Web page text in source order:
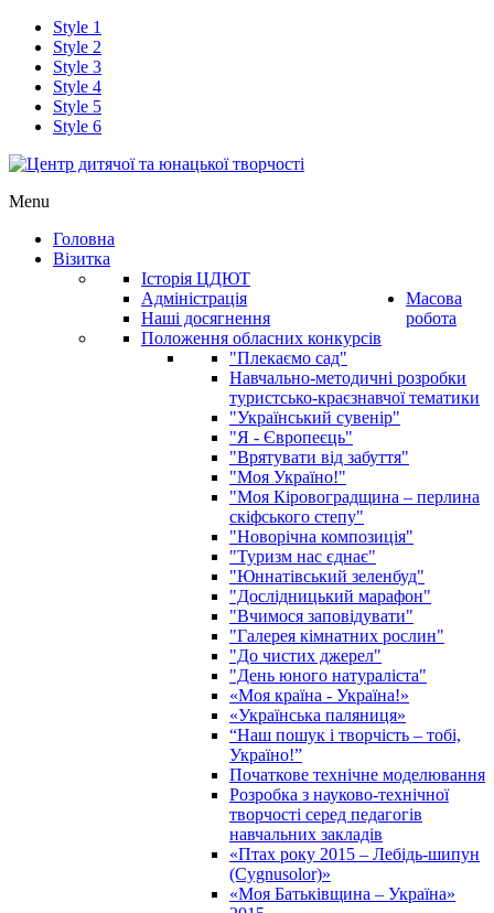
Style 1
Style 2
Style 3
Style 4
Style 5
Style 6
Menu
Головна
Візитка
Історія ЦДЮТ
Адміністрація
Наші досягнення
Масова
робота
Положення обласних конкурсів
"Плекаємо сад"
Навчально-методичні розробки
туристсько-краєзнавчої тематики
"Український сувенір"
"Я - Європеєць"
"Врятувати від забуття"
"Моя Україно!"
"Моя Кіровоградщина – перлина
скіфського степу"
"Новорічна композиція"
"Туризм нас єднає"
"Юннатівський зеленбуд"
"Дослідницький марафон"
"Вчимося заповідувати"
"Галерея кімнатних рослин"
"До чистих джерел"
"День юного натураліста"
«Моя країна - Україна!»
«Українська паляниця»
“Наш пошук і творчість – тобі,
Україно!”
Початкове технічне моделювання
Розробка з науково-технічної
творчості серед педагогів
навчальних закладів
«Птах року 2015 – Лебідь-шипун
(Cygnusolor)»
«Моя Батьківщина – Україна»